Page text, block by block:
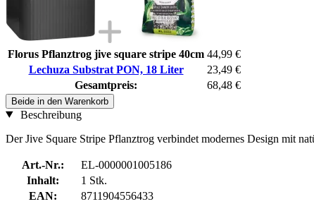
Florus Pflanztrog jive square stripe 40cm 44,99 €
Lechuza Substrat PON, 18 Liter
23,49 €
Gesamtpreis:
68,48 €
Beide in den Warenkorb
Beschreibung
Der Jive Square Stripe Pflanztrog verbindet modernes Design mit
Art.-Nr.:
EL-0000001005186
Inhalt:
1 Stk.
EAN:
8711904556433